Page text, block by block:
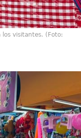
visitantes. (Foto: